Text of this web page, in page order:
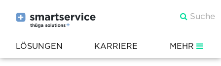
LÖSUNGEN KARRIERE MEHR